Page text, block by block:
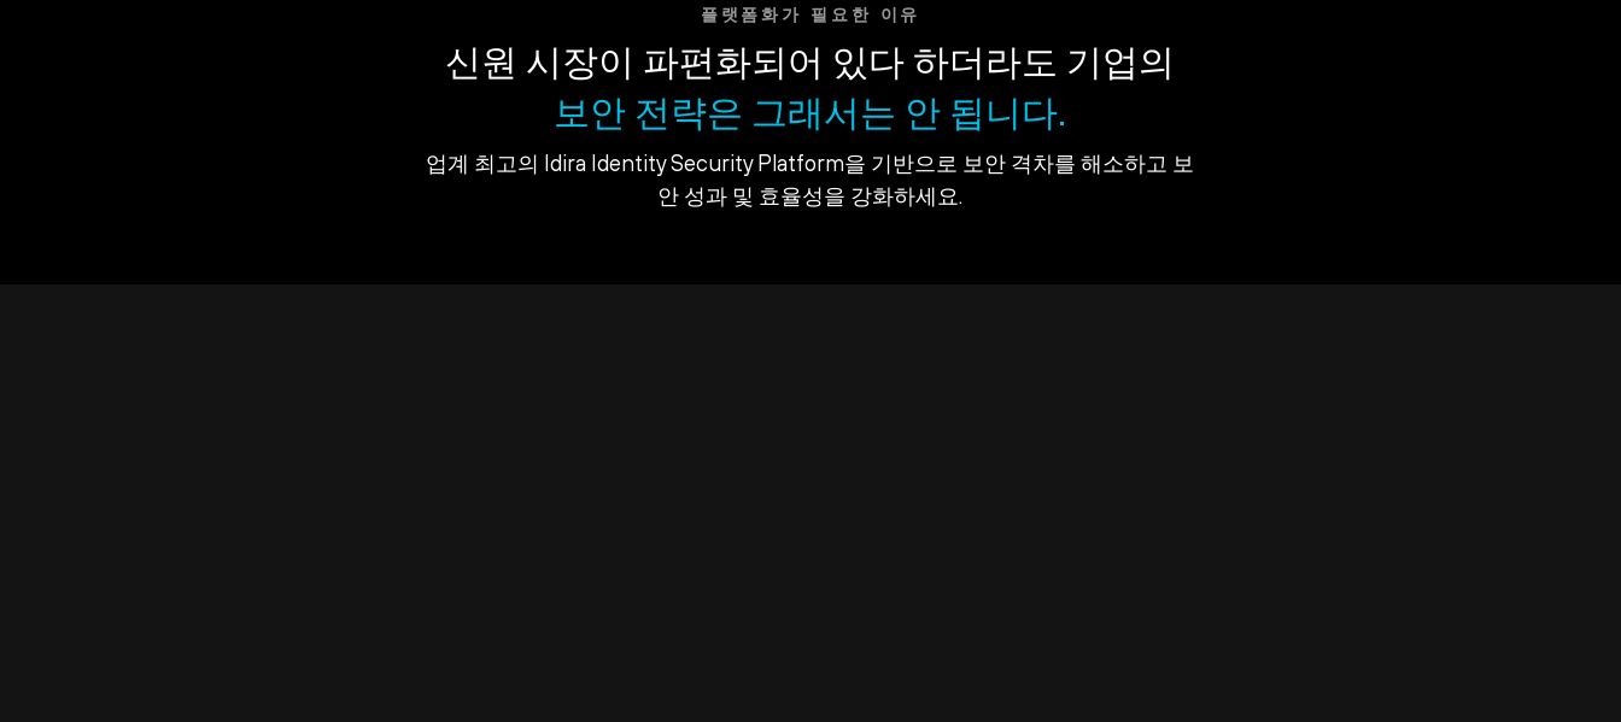
플랫폼화가 필요한 이유
신원 시장이 파편화되어 있다 하더라도 기업의
보안 전략은 그래서는 안 됩니다.
업계 최고의 Idira Identity Security Platform을 기반으로 보안 격차를 해소하고 보
안 성과 및 효율성을 강화하세요.